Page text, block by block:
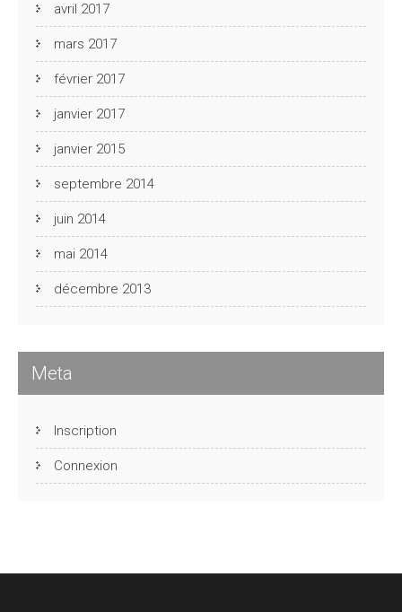
avril 2017
mars 2017
février 2017
janvier 2017
janvier 2015
septembre 2014
juin 2014
mai 2014
décembre 2013
Meta
Inscription
Connexion